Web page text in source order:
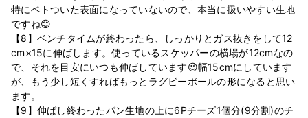
特にベトついた表面になっていないので、本当に扱いやすい生地
ですね😊
【8】ベンチタイムが終わったら、しっかりとガス抜きをして12
cm×15に伸ばします。使っているスケッパーの横場が12cmなの
で、それを目安にいつも伸ばしています😉幅15cmにしています
が、もう少し短くすればもっとラグビーボールの形になると思い
ます。
【9】伸ばし終わったパン生地の上に6Pチーズ1個分(9分割)のチ